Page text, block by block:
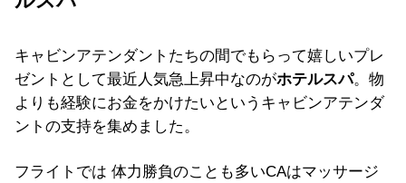
キャビンアテンダントたちの間でもらって嬉しいプレ
ゼントとして最近人気急上昇中なのがホテルスパ。物
よりも経験にお金をかけたいというキャビンアテンダ
ントの支持を集めました。
フライトでは 体力勝負のことも多いCAはマッサージ